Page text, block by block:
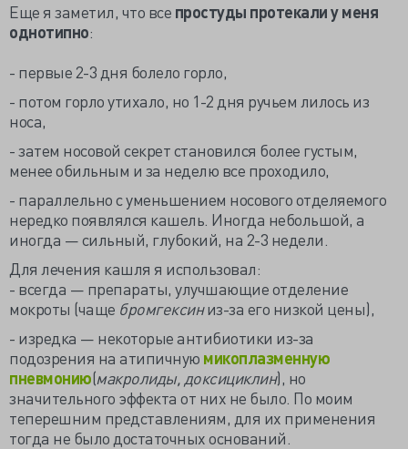
Еще я заметил, что все простуды протекали у меня
однотипно:
- первые 2-3 дня болело горло,
- потом горло утихало, но 1-2 дня ручьем лилось из
носа,
- затем носовой секрет становился более густым,
менее обильным и за неделю все проходило,
- параллельно с уменьшением носового отделяемого
нередко появлялся кашель. Иногда небольшой, а
иногда — сильный, глубокий, на 2-3 недели.
Для лечения кашля я использовал:
- всегда — препараты, улучшающие отделение
мокроты (чаще бромгексиниз-за его низкой цены),
- изредка — некоторые антибиотики из-за
подозрения на атипичную микоплазменную
пневмонию(макролиды, доксициклин), но
значительного эффекта от них не было. По моим
теперешним представлениям, для их применения
тогда не было достаточных оснований.